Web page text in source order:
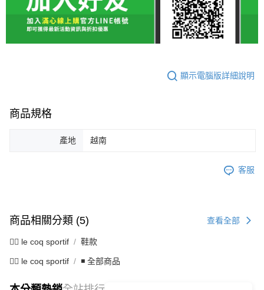
顯示電腦版詳細說明
商品規格
產地 越南
客服
商品相關分類 (5) 查看全部
🚴‍♂️ le coq sportif 鞋款
🚴‍♂️ le coq sportif ◾ 全部商品